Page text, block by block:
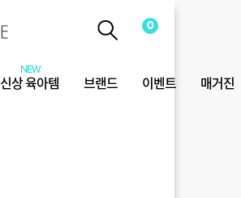
0
신상 육아템 브랜드 이벤트 매거진